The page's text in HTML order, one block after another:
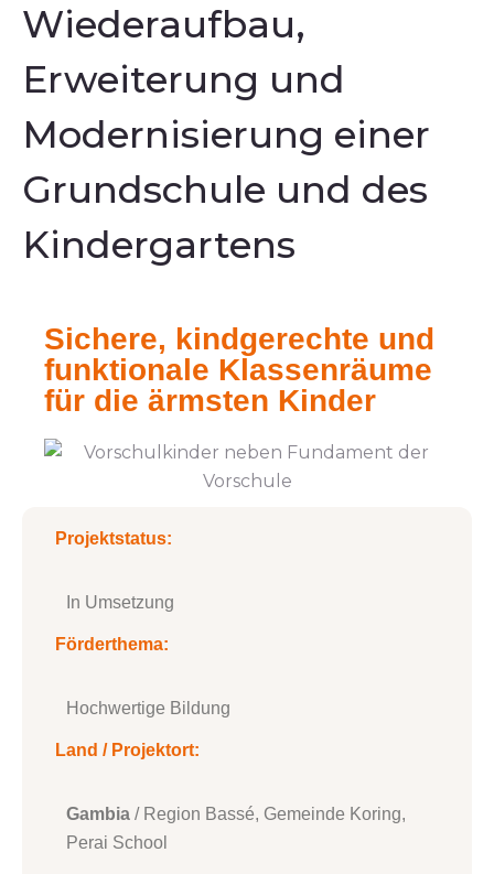
Wiederaufbau,
Erweiterung und
Modernisierung einer
Grundschule und des
Kindergartens
Sichere, kindgerechte und
funktionale Klassenräume
für die ärmsten Kinder
Projektstatus:
In Umsetzung
Förderthema:
Hochwertige Bildung
Land / Projektort:
Gambia / Region Bassé, Gemeinde Koring,
Perai School